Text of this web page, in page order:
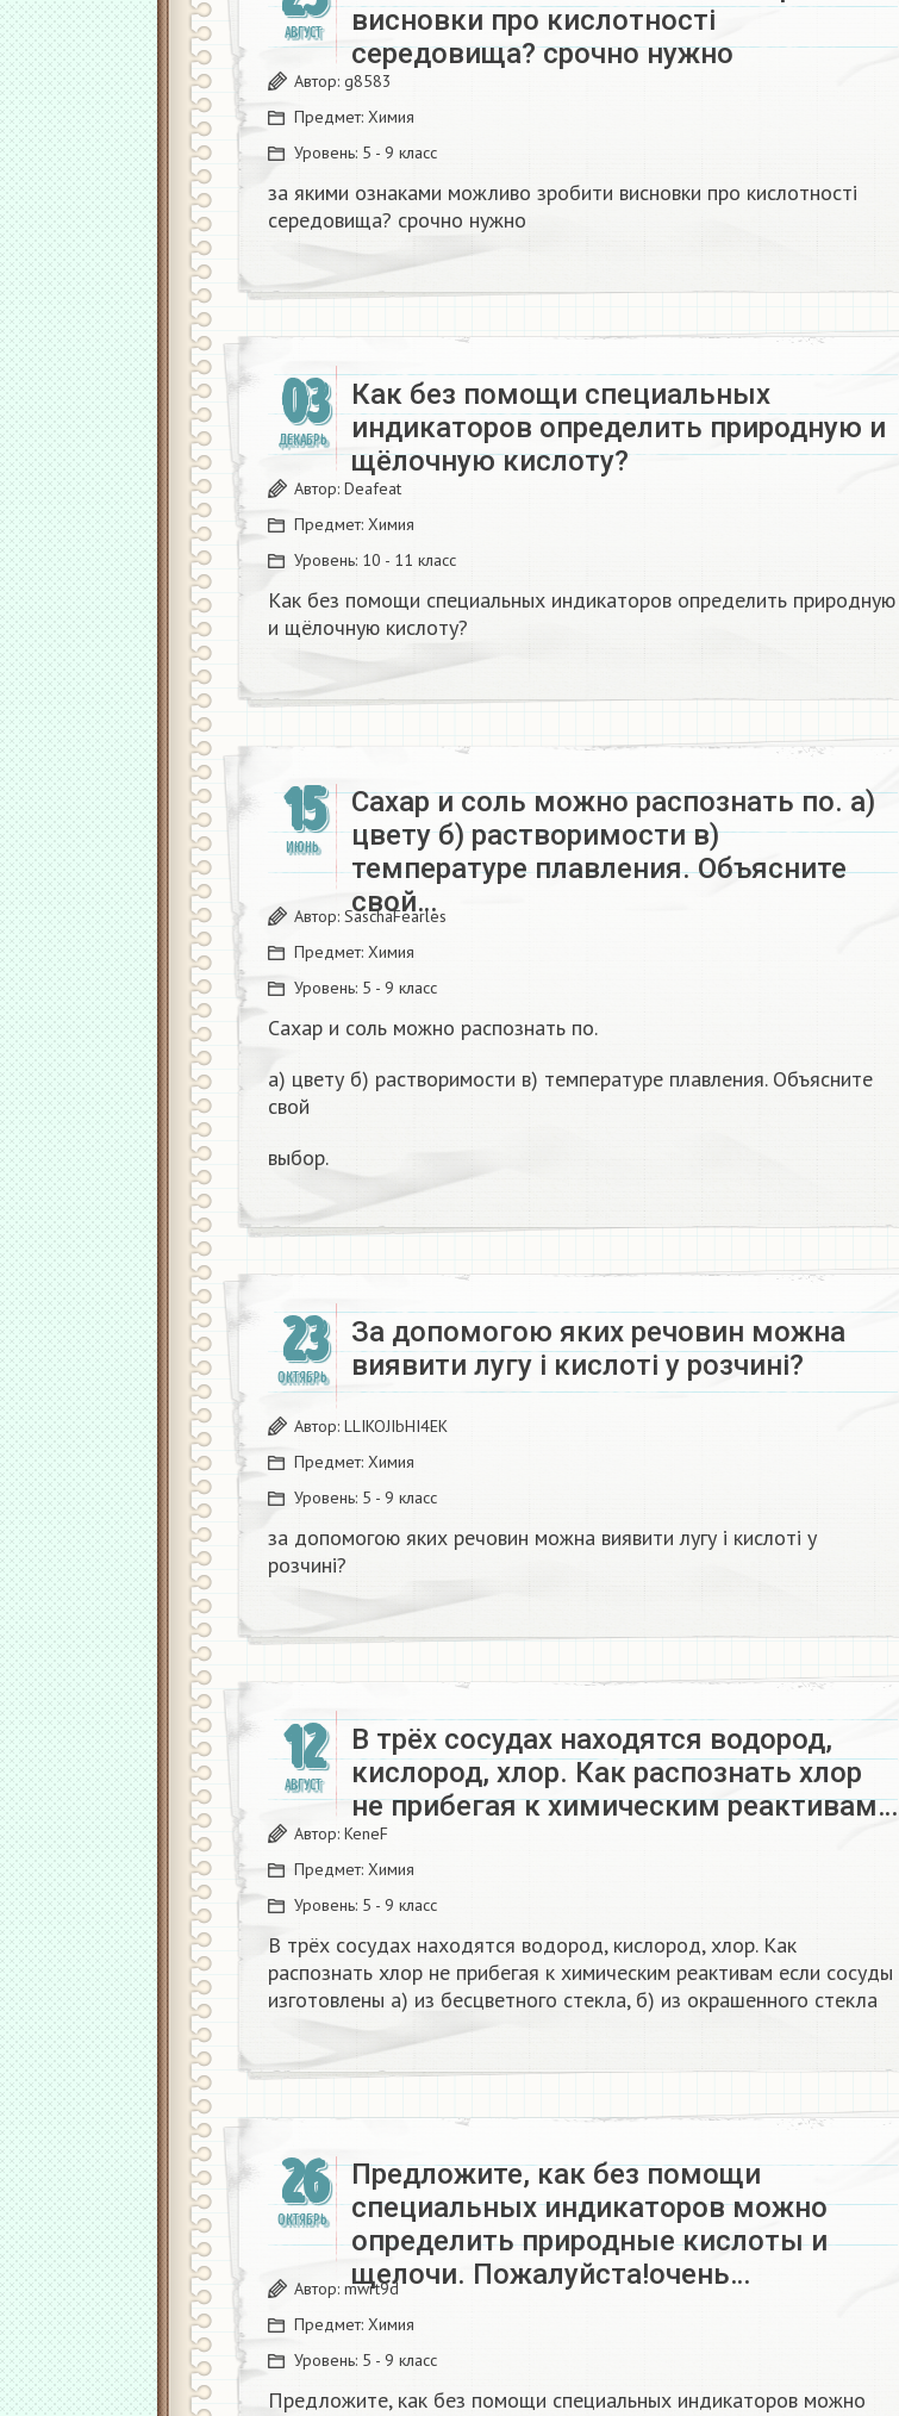
АВГУСТ
висновки про кислотності
середовища? срочно нужно ​
Автор: g8583
Предмет: Химия
Уровень: 5 - 9 класс
за якими ознаками можливо зробити висновки про кислотності
середовища? срочно нужно ​
03
ДЕКАБРЬ
Как без помощи специальных
индикаторов определить природную и
щёлочную кислоту?
Автор: Deafeat
Предмет: Химия
Уровень: 10 - 11 класс
Как без помощи специальных индикаторов определить природную
и щёлочную кислоту?
15
ИЮНЬ
Сахар и соль можно распознать по. а)
цвету б) растворимости в)
температуре плавления. Объясните
свой…
Автор: SaschaFearles
Предмет: Химия
Уровень: 5 - 9 класс
Сахар и соль можно распознать по.
а) цвету б) растворимости в) температуре плавления. Объясните
свой
выбор.
23
ОКТЯБРЬ
За допомогою яких речовин можна
виявити лугу і кислоті у розчині?
Автор: LLIKOJIbHI4EK
Предмет: Химия
Уровень: 5 - 9 класс
за допомогою яких речовин можна виявити лугу і кислоті у
розчині?
12
АВГУСТ
В трёх сосудах находятся водород,
кислород, хлор. Как распознать хлор
не прибегая к химическим реактивам…
Автор: KeneF
Предмет: Химия
Уровень: 5 - 9 класс
В трёх сосудах находятся водород, кислород, хлор. Как
распознать хлор не прибегая к химическим реактивам если сосуды
изготовлены а) из бесцветного стекла, б) из окрашенного стекла
26
ОКТЯБРЬ
Предложите, как без помощи
специальных индикаторов можно
определить природные кислоты и
щелочи. Пожалуйста!очень…
Автор: mwrt9d
Предмет: Химия
Уровень: 5 - 9 класс
Предложите, как без помощи специальных индикаторов можно